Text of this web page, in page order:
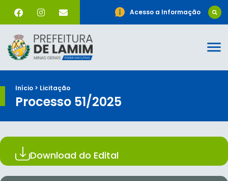
Acesso a Informação
Início > Licitação
Processo 51/2025
Download do Edital